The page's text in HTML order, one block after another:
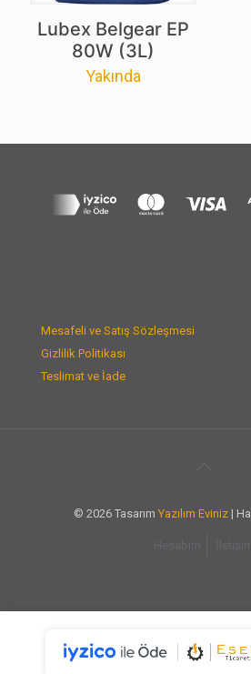
Lubex Belgear EP
80W (3L)
Yakında
Mesafeli ve Satış Sözleşmesi
Gizlilik Politikası
Teslimat ve İade
© 2026 Tasarım Yazılım Eviniz |
Hesabım İletişim